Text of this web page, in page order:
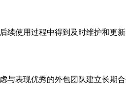
续使用过程中得到及时维护和更
与表现优秀的外包团队建立长期